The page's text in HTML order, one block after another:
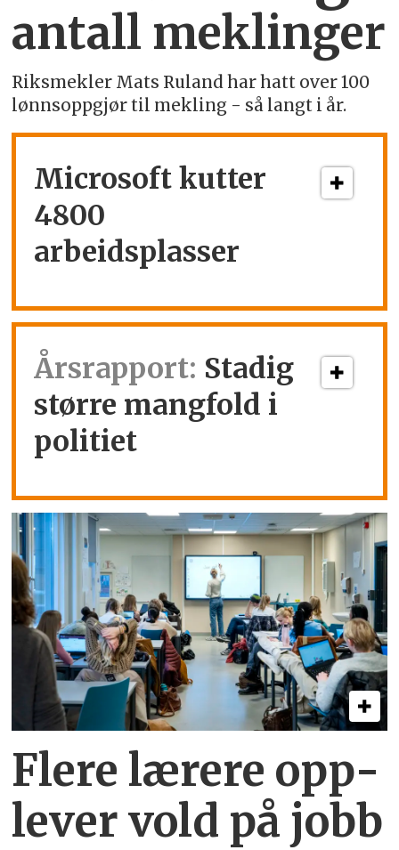
antall meklinger
Riksmekler Mats Ruland har hatt over 100
lønnsoppgjør til mekling - så langt i år.
Microsoft kutter
4800
arbeidsplasser
Årsrapport: Stadig
større mangfold i
politiet
Flere lærere opp­
lever vold på jobb